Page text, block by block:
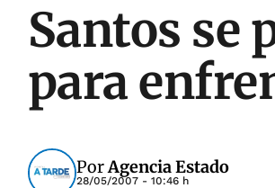
Santos se
para
PorAgencia Estado
28/05/2007 - 10:46 h